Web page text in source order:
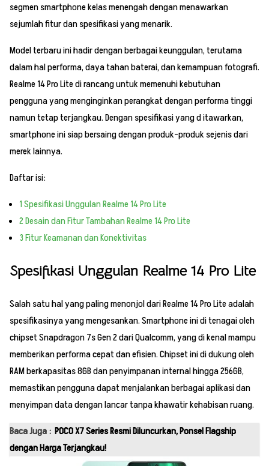
segmen smartphone kelas menengah dengan menawarkan
sejumlah fitur dan spesifikasi yang menarik.
Model terbaru ini hadir dengan berbagai keunggulan, terutama
dalam hal performa, daya tahan baterai, dan kemampuan fotografi.
Realme 14 Pro Lite di rancang untuk memenuhi kebutuhan
pengguna yang menginginkan perangkat dengan performa tinggi
namun tetap terjangkau. Dengan spesifikasi yang d itawarkan,
smartphone ini siap bersaing dengan produk-produk sejenis dari
merek lainnya.
Daftar isi:
1Spesifikasi Unggulan Realme 14 Pro Lite
2Desain dan Fitur Tambahan Realme 14 Pro Lite
3Fitur Keamanan dan Konektivitas
Spesifikasi Unggulan Realme 14 Pro Lite
Salah satu hal yang paling menonjol dari Realme 14 Pro Lite adalah
spesifikasinya yang mengesankan. Smartphone ini di tenagai oleh
chipset Snapdragon 7s Gen 2 dari Qualcomm, yang di kenal mampu
memberikan performa cepat dan efisien. Chipset ini di dukung oleh
RAM berkapasitas 8GB dan penyimpanan internal hingga 256GB,
memastikan pengguna dapat menjalankan berbagai aplikasi dan
menyimpan data dengan lancar tanpa khawatir kehabisan ruang.
Baca Juga : POCO X7 Series Resmi Diluncurkan, Ponsel Flagship
dengan Harga Terjangkau!